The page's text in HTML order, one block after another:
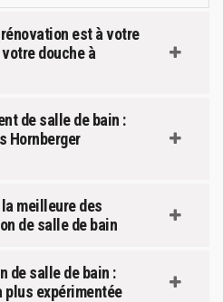
rénovation est à votre
douche à
de salle de bain :
Hornberger
meilleure des
de salle de bain
de salle de bain :
expérimentée